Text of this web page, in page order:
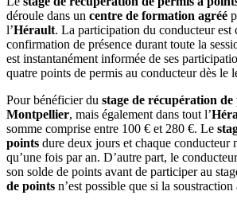
déroule dans un centre de formation agréé
l’Hérault. La participation du conducteur est
confirmation de présence durant toute la
est instantanément informée de ses
quatre points de permis au conducteur dès le
Pour bénéficier du stage de récupération
Montpellier, mais également dans tout l’
somme comprise entre 100 € et 280 €. Le
points dure deux jours et chaque conducteur
qu’une fois par an. D’autre part, le
son solde de points avant de participer au
de points n’est possible que si la